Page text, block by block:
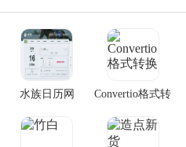
水族日历网
Convertio格式转